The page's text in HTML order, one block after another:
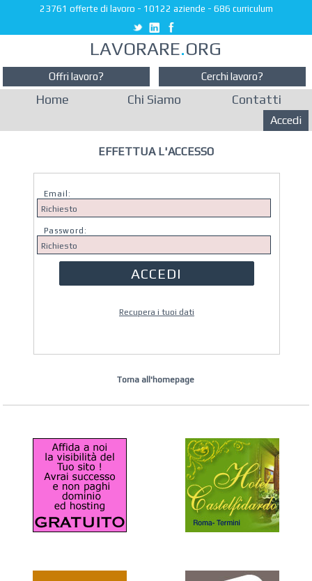
23761 offerte di lavoro - 10122 aziende - 686 curriculum
LAVORARE.ORG
Offri lavoro? Cerchi lavoro?
Home Chi Siamo Contatti
Accedi
EFFETTUA L'ACCESSO
Email:
Password:
Recupera i tuoi dati
Torna all'homepage